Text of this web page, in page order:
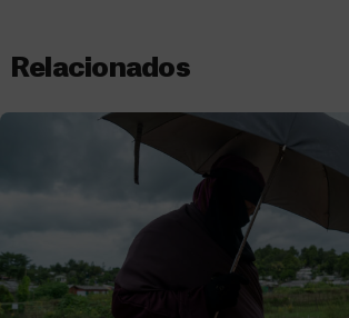
Relacionados